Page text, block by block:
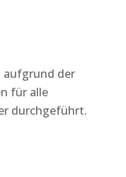
aufgrund der
für alle
durchgeführt.